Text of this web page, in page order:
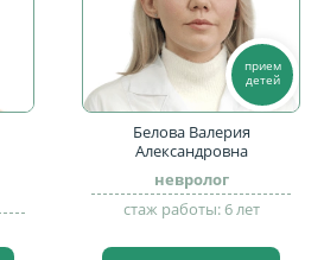
прием
детей
Белова Валерия
Александровна
невролог
стаж работы: 6 лет